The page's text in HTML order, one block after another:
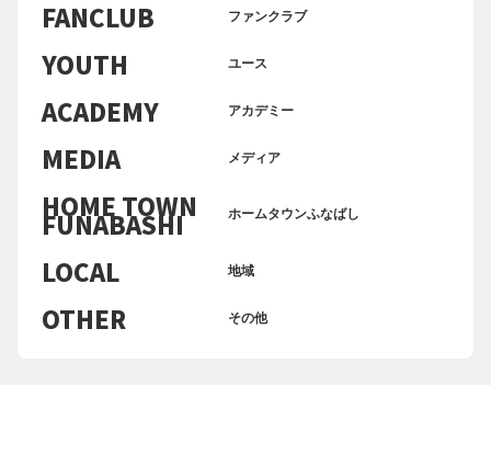
FANCLUB ファンクラブ
YOUTH ユース
ACADEMY アカデミー
MEDIA メディア
HOME TOWN
FUNABASHI ホームタウンふなばし
LOCAL 地域
OTHER その他